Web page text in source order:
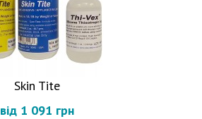
Skin Tite
від 1 091 грн